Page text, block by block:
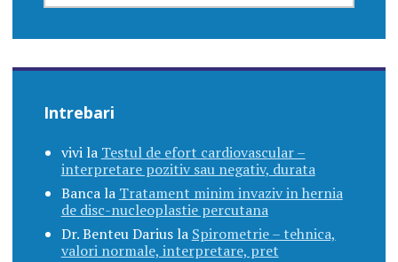
Intrebari
vivila Testul de efort cardiovascular –
interpretare pozitiv sau negativ, durata
Bancala Tratament minim invaziv in hernia
de disc-nucleoplastie percutana
Dr. Benteu Dariusla Spirometrie – tehnica,
valori normale, interpretare, pret